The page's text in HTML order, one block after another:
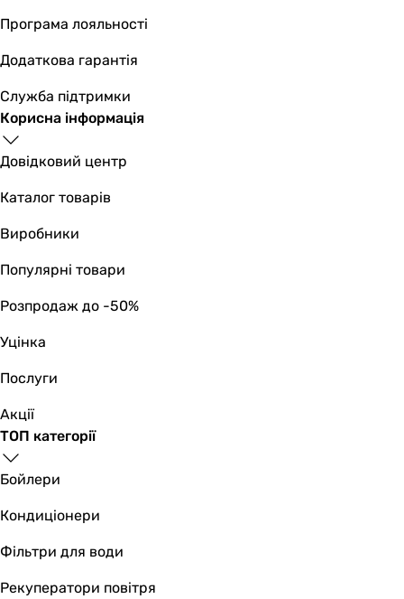
Програма лояльності
Додаткова гарантія
Служба підтримки
Корисна інформація
Довідковий центр
Каталог товарів
Виробники
Популярні товари
Розпродаж до -50%
Уцінка
Послуги
Акції
ТОП категорії
Бойлери
Кондиціонери
Фільтри для води
Рекуператори повітря